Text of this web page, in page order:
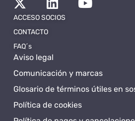
Aviso legal
Comunicación y marcas
Glosario de términos útiles en
Política de cookies
ACCESO SOCIOS
CONTACTO
FAQ´s